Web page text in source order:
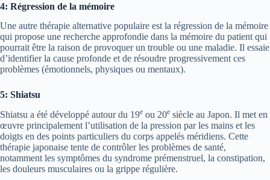
4: Régression de la mémoire
Une autre thérapie alternative populaire est la régression de la mémoire
qui propose une recherche approfondie dans la mémoire du patient qui
pourrait être la raison de provoquer un trouble ou une maladie. Il essaie
d’identifier la cause profonde et de résoudre progressivement ces
problèmes (émotionnels, physiques ou mentaux).
5: Shiatsu
Shiatsu a été développé autour du 19e ou 20e siècle au Japon. Il met en
œuvre principalement l’utilisation de la pression par les mains et les
doigts en des points particuliers du corps appelés méridiens. Cette
thérapie japonaise tente de contrôler les problèmes de santé,
notamment les symptômes du syndrome prémenstruel, la constipation,
les douleurs musculaires ou la grippe régulière.